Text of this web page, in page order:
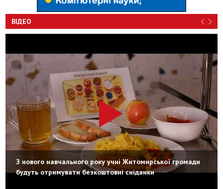
ВІДЕО
З нового навчального року учні Житомирської громади
будуть отримувати безкоштовні сніданки